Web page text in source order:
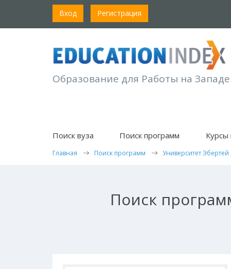
Вход Регистрация
Образование для Работы на Западе
Поиск вуза Поиск программ Курсы
Главная Поиск программ Университет
Поиск